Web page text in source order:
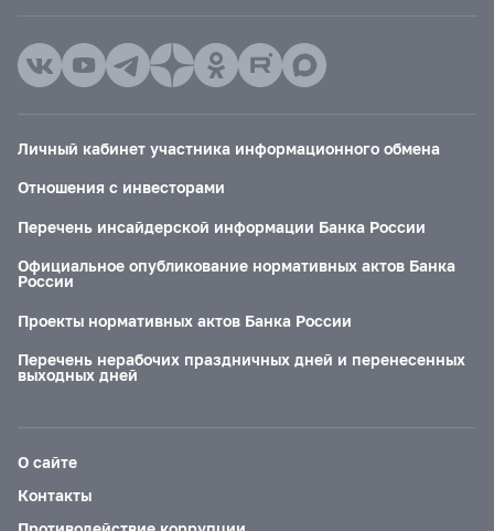
Личный кабинет участника информационного обмена
Отношения с инвесторами
Перечень инсайдерской информации Банка России
Официальное опубликование нормативных актов Банка
России
Проекты нормативных актов Банка России
Перечень нерабочих праздничных дней и перенесенных
выходных дней
О сайте
Контакты